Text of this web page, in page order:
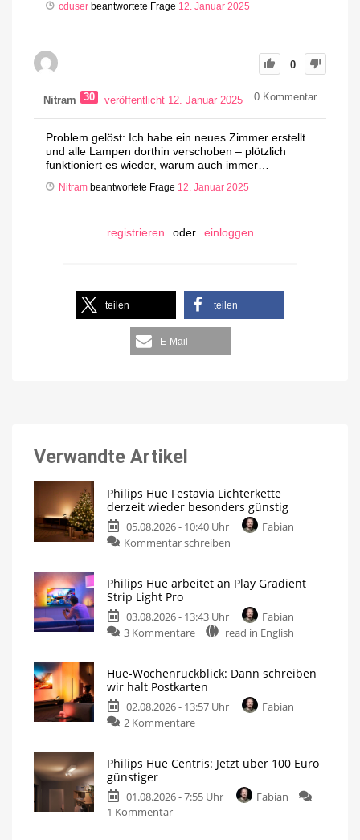
cduser beantwortete Frage 12. Januar 2025
0
Nitram 30 veröffentlicht 12. Januar 2025 0 Kommentar
Problem gelöst: Ich habe ein neues Zimmer erstellt
und alle Lampen dorthin verschoben – plötzlich
funktioniert es wieder, warum auch immer…
Nitram beantwortete Frage 12. Januar 2025
registrieren oder einloggen
teilen teilen
E-Mail
Verwandte Artikel
Philips Hue Festavia Lichterkette
derzeit wieder besonders günstig
05.08.2026 - 10:40 Uhr
Fabian
Kommentar schreiben
Philips Hue arbeitet an Play Gradient
Strip Light Pro
03.08.2026 - 13:43 Uhr
Fabian
3 Kommentare
read in English
Hue-Wochenrückblick: Dann schreiben
wir halt Postkarten
02.08.2026 - 13:57 Uhr
Fabian
2 Kommentare
Philips Hue Centris: Jetzt über 100 Euro
günstiger
01.08.2026 - 7:55 Uhr
Fabian
1 Kommentar